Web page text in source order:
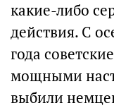
какие-либо
действия. С
года
мощными
выбили